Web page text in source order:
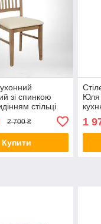
зі спинкою
стільці
на кухню в
Райнес
2 700 ₴
Купити
Юля
з
1